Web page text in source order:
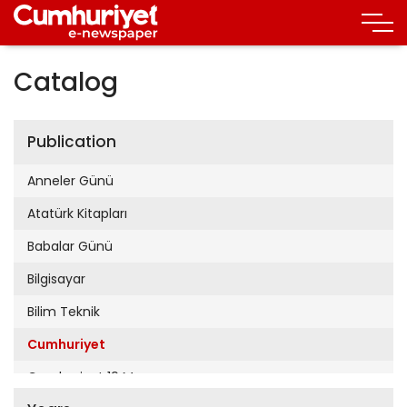
Catalog
Publication
Anneler Günü
Atatürk Kitapları
Babalar Günü
Bilgisayar
Bilim Teknik
Cumhuriyet
Cumhuriyet 19 Mayıs